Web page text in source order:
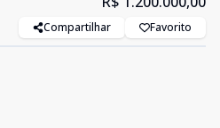
Compartilhar Favorito